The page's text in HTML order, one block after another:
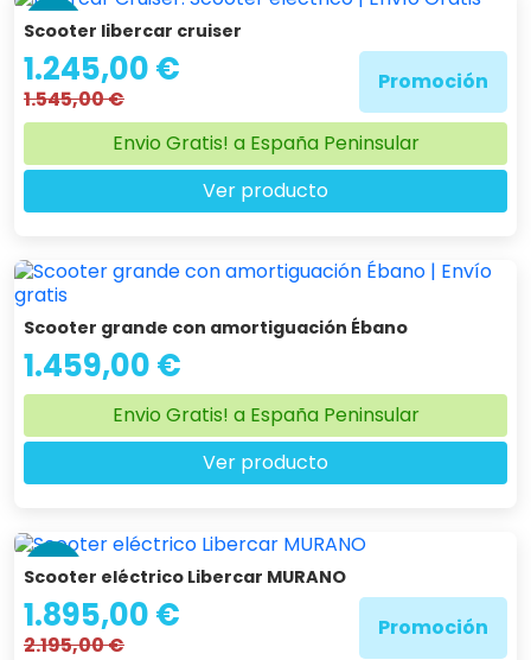
con amortiguación tanto en la parte delantera. Eso permite
que el usuario pueda recorrer varias tipologías de caminos
sin notar los defectos del terreno.
-19 %
Scooter libercar cruiser
1.245,00 €
1.545,00 €
Promoción
Envio Gratis! a España Peninsular
Ver producto
Scooter grande con amortiguación Ébano
1.459,00 €
Envio Gratis! a España Peninsular
Ver producto
-14 %
Scooter eléctrico Libercar MURANO
1.895,00 €
2.195,00 €
Promoción